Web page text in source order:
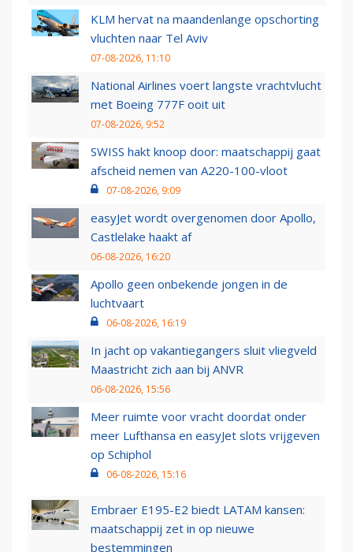
KLM hervat na maandenlange opschorting
vluchten naar Tel Aviv
07-08-2026, 11:10
National Airlines voert langste vrachtvlucht
met Boeing 777F ooit uit
07-08-2026, 9:52
SWISS hakt knoop door: maatschappij gaat
afscheid nemen van A220-100-vloot
07-08-2026, 9:09
easyJet wordt overgenomen door Apollo,
Castlelake haakt af
06-08-2026, 16:20
Apollo geen onbekende jongen in de
luchtvaart
06-08-2026, 16:19
In jacht op vakantiegangers sluit vliegveld
Maastricht zich aan bij ANVR
06-08-2026, 15:56
Meer ruimte voor vracht doordat onder
meer Lufthansa en easyJet slots vrijgeven
op Schiphol
06-08-2026, 15:16
Embraer E195-E2 biedt LATAM kansen:
maatschappij zet in op nieuwe
bestemmingen